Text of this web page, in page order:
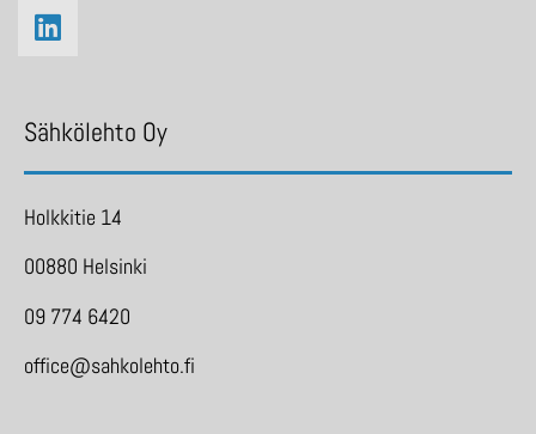
Sähkölehto Oy
Holkkitie 14
00880 Helsinki
09 774 6420
office@sahkolehto.fi